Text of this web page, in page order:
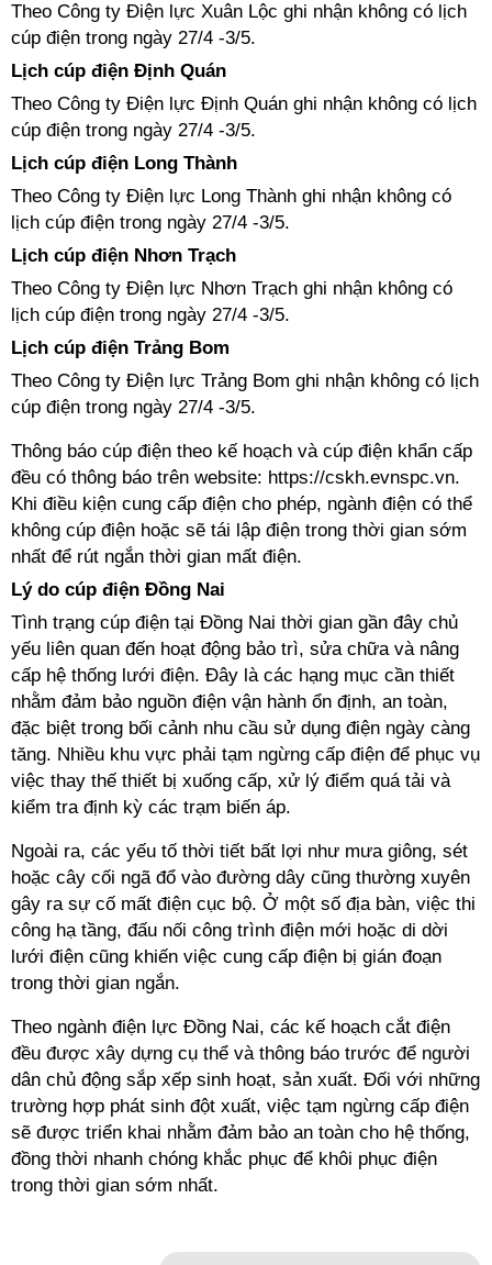
Theo Công ty Điện lực Xuân Lộc ghi nhận không có lịch
cúp điện trong ngày 27/4 -3/5.
Lịch cúp điện Định Quán
Theo Công ty Điện lực Định Quán ghi nhận không có lịch
cúp điện trong ngày 27/4 -3/5.
Lịch cúp điện Long Thành
Theo Công ty Điện lực Long Thành ghi nhận không có
lịch cúp điện trong ngày 27/4 -3/5.
Lịch cúp điện Nhơn Trạch
Theo Công ty Điện lực Nhơn Trạch ghi nhận không có
lịch cúp điện trong ngày 27/4 -3/5.
Lịch cúp điện Trảng Bom
Theo Công ty Điện lực Trảng Bom ghi nhận không có lịch
cúp điện trong ngày 27/4 -3/5.
Thông báo cúp điện theo kế hoạch và cúp điện khẩn cấp
đều có thông báo trên website: https://cskh.evnspc.vn.
Khi điều kiện cung cấp điện cho phép, ngành điện có thể
không cúp điện hoặc sẽ tái lập điện trong thời gian sớm
nhất để rút ngắn thời gian mất điện.
Lý do cúp điện Đồng Nai
Tình trạng cúp điện tại Đồng Nai thời gian gần đây chủ
yếu liên quan đến hoạt động bảo trì, sửa chữa và nâng
cấp hệ thống lưới điện. Đây là các hạng mục cần thiết
nhằm đảm bảo nguồn điện vận hành ổn định, an toàn,
đặc biệt trong bối cảnh nhu cầu sử dụng điện ngày càng
tăng. Nhiều khu vực phải tạm ngừng cấp điện để phục vụ
việc thay thế thiết bị xuống cấp, xử lý điểm quá tải và
kiểm tra định kỳ các trạm biến áp.
Ngoài ra, các yếu tố thời tiết bất lợi như mưa giông, sét
hoặc cây cối ngã đổ vào đường dây cũng thường xuyên
gây ra sự cố mất điện cục bộ. Ở một số địa bàn, việc thi
công hạ tầng, đấu nối công trình điện mới hoặc di dời
lưới điện cũng khiến việc cung cấp điện bị gián đoạn
trong thời gian ngắn.
Theo ngành điện lực Đồng Nai, các kế hoạch cắt điện
đều được xây dựng cụ thể và thông báo trước để người
dân chủ động sắp xếp sinh hoạt, sản xuất. Đối với những
trường hợp phát sinh đột xuất, việc tạm ngừng cấp điện
sẽ được triển khai nhằm đảm bảo an toàn cho hệ thống,
đồng thời nhanh chóng khắc phục để khôi phục điện
trong thời gian sớm nhất.